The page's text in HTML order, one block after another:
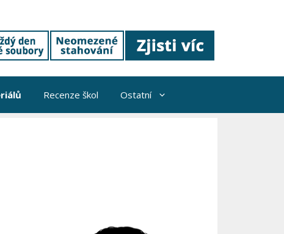
Recenze škol Ostatní